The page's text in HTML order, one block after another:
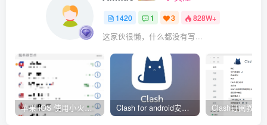
1420 1 3 828W+
这家伙很懒，什么都没有写...
苹果 iOS 使用小火箭(shadowrocket)新手教程 Clash for android安卓客户端保姆级新手使用教程